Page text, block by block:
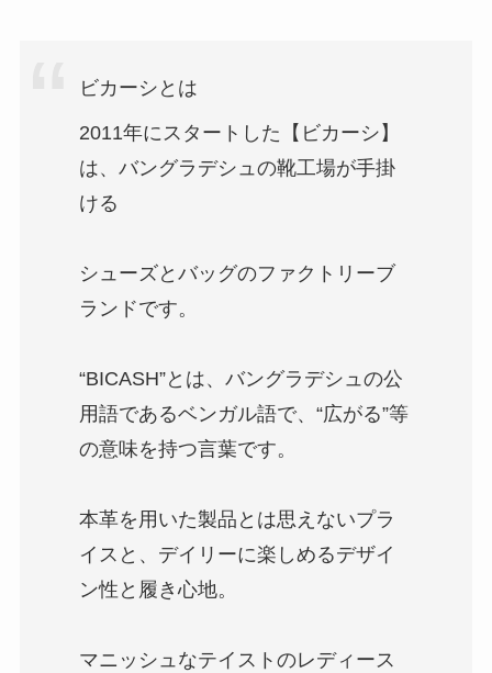
ビカーシとは
2011年にスタートした【ビカーシ】
は、バングラデシュの靴工場が手掛
ける
シューズとバッグのファクトリーブ
ランドです。
“BICASH”とは、バングラデシュの公
用語であるベンガル語で、“広がる”等
の意味を持つ言葉です。
本革を用いた製品とは思えないプラ
イスと、デイリーに楽しめるデザイ
ン性と履き心地。
マニッシュなテイストのレディース